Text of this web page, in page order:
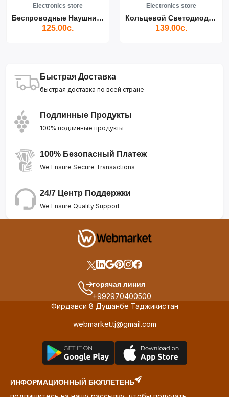
Electronics store
Беспроводные Наушники Air...
125.00с.
Electronics store
Кольцевой Светодиодный Св...
139.00с.
Быстрая Доставка
быстрая доставка по всей стране
Подлинные Продукты
100% подлинные продукты
100% Безопасный Платеж
We Ensure Secure Transactions
24/7 Центр Поддержки
We Ensure Quality Support
горячая линия
+992970400500
Фирдавси 8 Душанбе Таджикистан
webmarket.tj@gmail.com
ИНФОРМАЦИОННЫЙ БЮЛЛЕТЕНЬ